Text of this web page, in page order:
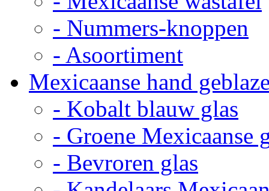
- Nummers-knoppen
- Asoortiment
Mexicaanse hand
- Kobalt blauw glas
- Groene Mexicaanse
- Bevroren glas